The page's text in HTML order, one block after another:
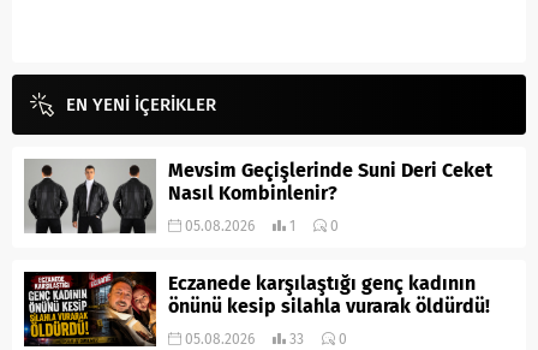
EN YENİ İÇERİKLER
Mevsim Geçişlerinde Suni Deri Ceket
Nasıl Kombinlenir?
05.08.2026 1 0
Eczanede karşılaştığı genç kadının
önünü kesip silahla vurarak öldürdü!
05.08.2026 33 0